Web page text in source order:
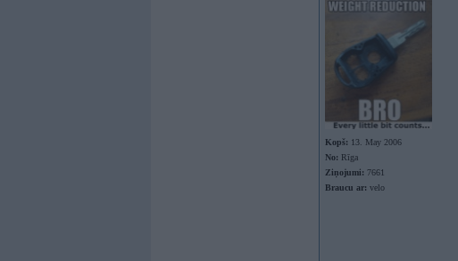
Kopš: 13. May 2006
No: Rīga
Ziņojumi: 7661
Braucu ar: velo